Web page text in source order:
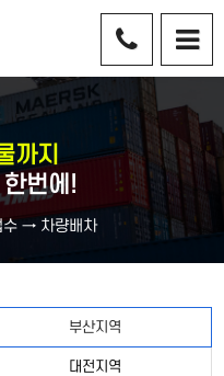
까지
번에!
→ 차량배차
부산지역
대전지역